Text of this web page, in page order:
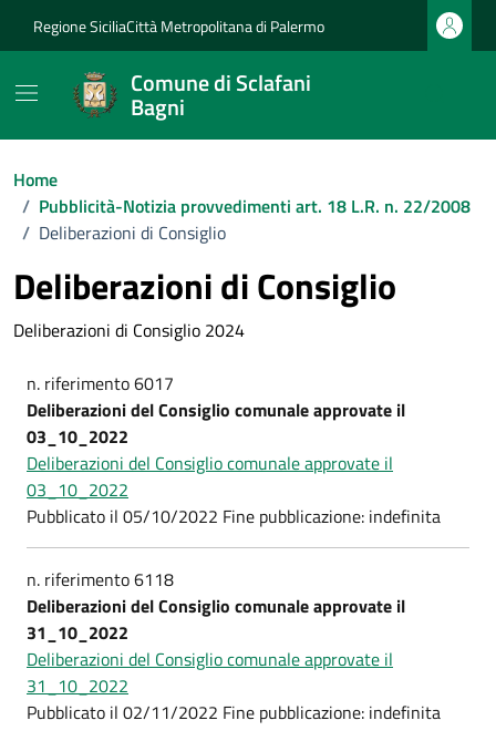
Regione SiciliaCittà Metropolitana di Palermo
Comune di Sclafani
Bagni
Home
/ Pubblicità-Notizia provvedimenti art. 18 L.R. n. 22/2008
/ Deliberazioni di Consiglio
Deliberazioni di Consiglio
Deliberazioni di Consiglio 2024
n. riferimento 6017
Deliberazioni del Consiglio comunale approvate il
03_10_2022
Deliberazioni del Consiglio comunale approvate il
03_10_2022
Pubblicato il 05/10/2022 Fine pubblicazione: indefinita
n. riferimento 6118
Deliberazioni del Consiglio comunale approvate il
31_10_2022
Deliberazioni del Consiglio comunale approvate il
31_10_2022
Pubblicato il 02/11/2022 Fine pubblicazione: indefinita